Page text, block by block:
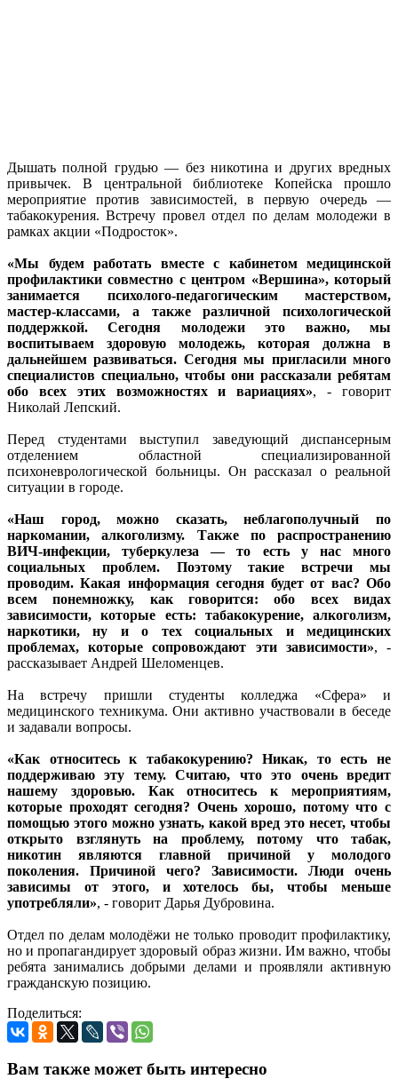
Дышать полной грудью — без никотина и других вредных
привычек. В центральной библиотеке Копейска прошло
мероприятие против зависимостей, в первую очередь —
табакокурения. Встречу провел отдел по делам молодежи в
рамках акции «Подросток».
«Мы будем работать вместе с кабинетом медицинской
профилактики совместно с центром «Вершина», который
занимается психолого-педагогическим мастерством,
мастер-классами, а также различной психологической
поддержкой. Сегодня молодежи это важно, мы
воспитываем здоровую молодежь, которая должна в
дальнейшем развиваться. Сегодня мы пригласили много
специалистов специально, чтобы они рассказали ребятам
обо всех этих возможностях и вариациях», - говорит
Николай Лепский.
Перед студентами выступил заведующий диспансерным
отделением областной специализированной
психоневрологической больницы. Он рассказал о реальной
ситуации в городе.
«Наш город, можно сказать, неблагополучный по
наркомании, алкоголизму. Также по распространению
ВИЧ-инфекции, туберкулеза — то есть у нас много
социальных проблем. Поэтому такие встречи мы
проводим. Какая информация сегодня будет от вас? Обо
всем понемножку, как говорится: обо всех видах
зависимости, которые есть: табакокурение, алкоголизм,
наркотики, ну и о тех социальных и медицинских
проблемах, которые сопровождают эти зависимости», -
рассказывает Андрей Шеломенцев.
На встречу пришли студенты колледжа «Сфера» и
медицинского техникума. Они активно участвовали в беседе
и задавали вопросы.
«Как относитесь к табакокурению? Никак, то есть не
поддерживаю эту тему. Считаю, что это очень вредит
нашему здоровью. Как относитесь к мероприятиям,
которые проходят сегодня? Очень хорошо, потому что с
помощью этого можно узнать, какой вред это несет, чтобы
открыто взглянуть на проблему, потому что табак,
никотин являются главной причиной у молодого
поколения. Причиной чего? Зависимости. Люди очень
зависимы от этого, и хотелось бы, чтобы меньше
употребляли», - говорит Дарья Дубровина.
Отдел по делам молодёжи не только проводит профилактику,
но и пропагандирует здоровый образ жизни. Им важно, чтобы
ребята занимались добрыми делами и проявляли активную
гражданскую позицию.
Поделиться:
Вам также может быть интересно